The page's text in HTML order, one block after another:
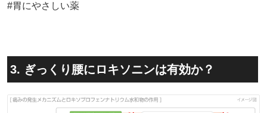
#胃にやさしい薬
3. ぎっくり腰にロキソニンは有効か？